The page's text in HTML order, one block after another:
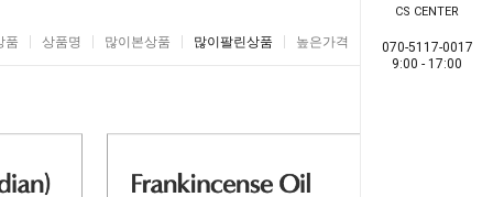
CS CENTER
070-5117-0017
9:00 - 17:00
품 상품명 많이본상품 많이팔린상품 높은가격 낮은가격